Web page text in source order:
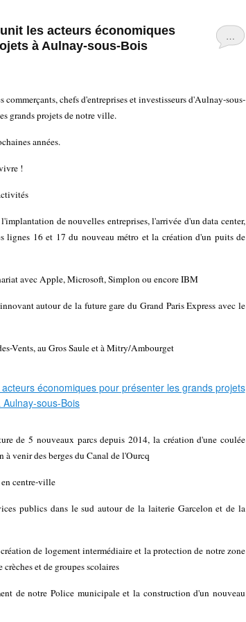
…
les acteurs économiques
à Aulnay-sous-Bois
chefs d'entreprises et investisseurs d'Aulnay-sous-
grands projets de notre ville.
années.
!
de nouvelles entreprises, l'arrivée d'un data center,
lignes 16 et 17 du nouveau métro et la création d'un puits de
avec Apple, Microsoft, Simplon ou encore IBM
autour de la future gare du Grand Paris Express avec le
Vents, au Gros Saule et à Mitry/Ambourget
de 5 nouveaux parcs depuis 2014, la création d'une coulée
venir des berges du Canal de l'Ourcq
centre-ville
publics dans le sud autour de la laiterie Garcelon et de la
de logement intermédiaire et la protection de notre zone
et de groupes scolaires
de notre Police municipale et la construction d'un nouveau